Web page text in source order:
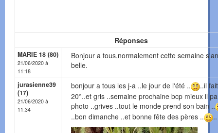
Réponses
MARIE 18 (80)
21/06/2020 à
11:18
Bonjour a tous,normalement cette semaine
belle.
jurasienne39
(17)
21/06/2020 à
11:34
bonjour a tous les j-a ..le jour de l'été ..
..il fait
20°..et gris ..semaine prochaine bcp mieux il
photo ..grives ..tout le monde prend son bain ..
..bon dimanche ..et bonne fête des pères ..
..